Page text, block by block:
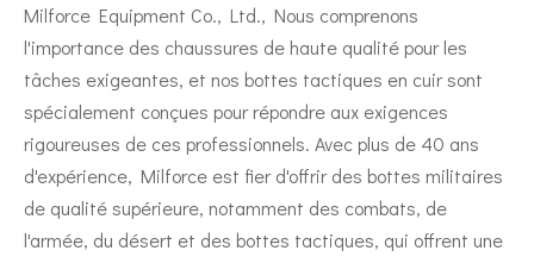
Milforce Equipment Co., Ltd., Nous comprenons
l'importance des chaussures de haute qualité pour les
tâches exigeantes, et nos bottes tactiques en cuir sont
spécialement conçues pour répondre aux exigences
rigoureuses de ces professionnels. Avec plus de 40 ans
d'expérience, Milforce est fier d'offrir des bottes militaires
de qualité supérieure, notamment des combats, de
l'armée, du désert et des bottes tactiques, qui offrent une